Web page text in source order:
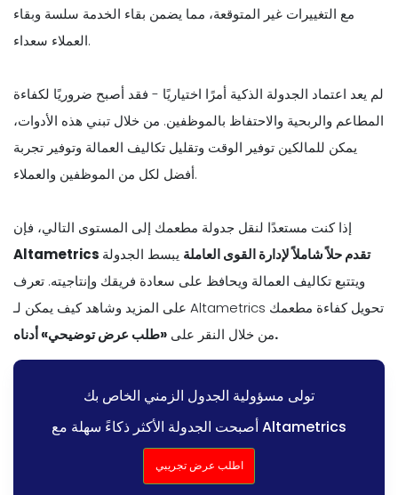
مع التغييرات غير المتوقعة، مما يضمن بقاء الخدمة سلسة وبقاء
العملاء سعداء.
لم يعد اعتماد الجدولة الذكية أمرًا اختياريًا - فقد أصبح ضروريًا لكفاءة
المطاعم والربحية والاحتفاظ بالموظفين. من خلال تبني هذه الأدوات،
يمكن للمالكين توفير الوقت وتقليل تكاليف العمالة وتوفير تجربة
أفضل لكل من الموظفين والعملاء.
إذا كنت مستعدًا لنقل جدولة مطعمك إلى المستوى التالي، فإن
Altametrics تقدم حلاً شاملاً لإدارة القوى العاملة يبسط الجدولة
ويتتبع تكاليف العمالة ويحافظ على سعادة فريقك وإنتاجيته. تعرف
على المزيد وشاهد كيف يمكن لـ Altametrics تحويل كفاءة مطعمك
من خلال النقر على«طلب عرض توضيحي» أدناه.
تولى مسؤولية الجدول الزمني الخاص بك
أصبحت الجدولة الأكثر ذكاءً سهلة مع Altametrics
اطلب عرض تجريبي